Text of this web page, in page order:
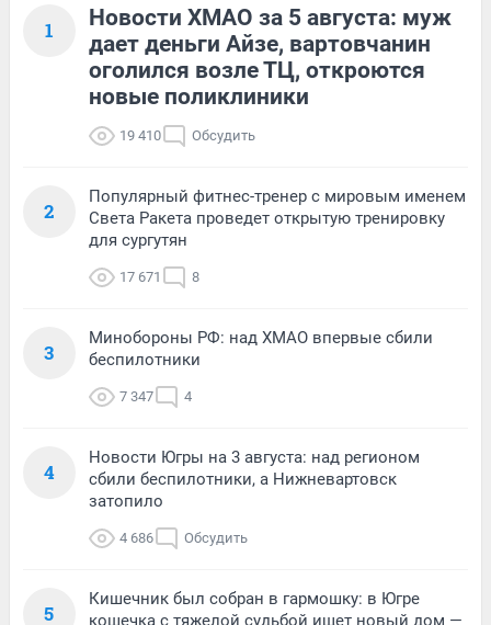
1
Новости ХМАО за 5 августа: муж
дает деньги Айзе, вартовчанин
оголился возле ТЦ, откроются
новые поликлиники
19 410 Обсудить
2
Популярный фитнес-тренер с мировым именем
Света Ракета проведет открытую тренировку
для сургутян
17 671 8
3
Минобороны РФ: над ХМАО впервые сбили
беспилотники
7 347 4
4
Новости Югры на 3 августа: над регионом
сбили беспилотники, а Нижневартовск
затопило
4 686 Обсудить
5
Кишечник был собран в гармошку: в Югре
кошечка с тяжелой судьбой ищет новый дом —